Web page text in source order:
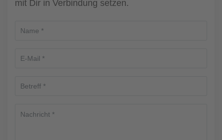
mit Dir in Verbindung setzen.